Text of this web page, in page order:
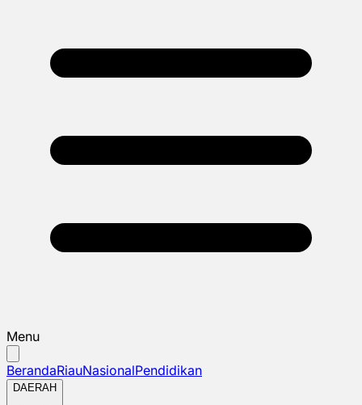
Menu
BerandaRiauNasionalPendidikan
DAERAH